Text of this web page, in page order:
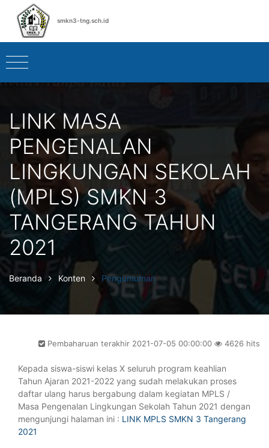
smkn3-tng.sch.id
LINK MASA
PENGENALAN
LINGKUNGAN SEKOLAH
(MPLS) SMKN 3
TANGERANG TAHUN
2021
Beranda Konten Pengumuman
Pembaharuan terakhir 2021-07-05 00:00:00 4626 hits
Kepada siswa-siswi kelas X seluruh program keahlian
Tahun Ajaran 2021-2022 yang sudah melakukan proses
daftar ulang harus bergabung dalam kegiatan MPLS /
Masa Pengenalan Lingkungan Sekolah Tahun 2021 dengan
mengunjungi halaman ini : LINK MPLS SMKN 3 Tangerang
2021